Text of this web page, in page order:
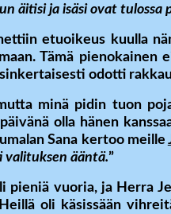
äitisi ja isäsi ovat tulossa
etuoikeus kuulla
Tämä
odotti
minä pidin tuon
olla hänen
Sana kertoo meille
valituksen ääntä.”
pieniä vuoria, ja Herra
oli käsissään